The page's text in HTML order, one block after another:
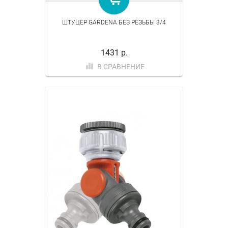
ШТУЦЕР GARDENA БЕЗ РЕЗЬБЫ 3/4
1431 р.
В СРАВНЕНИЕ